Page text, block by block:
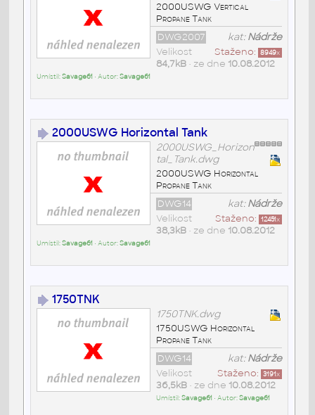
2000USWG Vertical
Propane Tank
kat:Nádrže
DWG2007
Staženo: 8949x
Velikost
84,7kB• ze dne 10.08.2012
Umístil:Savage61 • Autor:Savage61
2000USWG Horizontal Tank
2000USWG_Horizon
tal_Tank.dwg
2000USWG Horizontal
Propane Tank
kat:Nádrže
DWG14
Staženo: 12451x
Velikost
38,3kB• ze dne 10.08.2012
Umístil:Savage61 • Autor:Savage61
1750TNK
1750TNK.dwg
1750USWG Horizontal
Propane Tank
kat:Nádrže
DWG14
Staženo: 3191x
Velikost
36,5kB• ze dne 10.08.2012
Umístil:Savage61 • Autor:Savage61